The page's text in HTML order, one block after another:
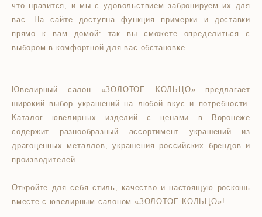
что нравится, и мы с удовольствием забронируем их для
вас. На сайте доступна функция примерки и доставки
прямо к вам домой: так вы сможете определиться с
выбором в комфортной для вас обстановке
Ювелирный салон «ЗОЛОТОЕ КОЛЬЦО» предлагает
широкий выбор украшений на любой вкус и потребности.
Каталог ювелирных изделий с ценами в Воронеже
содержит разнообразный ассортимент украшений из
драгоценных металлов, украшения российских брендов и
производителей.
Откройте для себя стиль, качество и настоящую роскошь
вместе с ювелирным салоном «ЗОЛОТОЕ КОЛЬЦО»!